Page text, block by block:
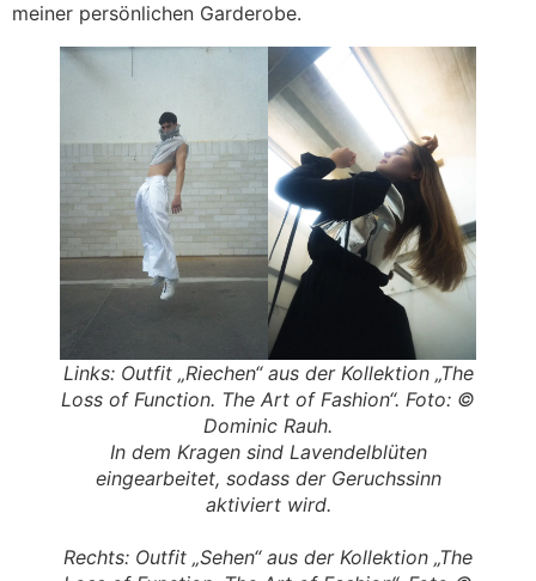
meiner persönlichen Garderobe.
Links: Outfit „Riechen“ aus der Kollektion „The
Loss of Function. The Art of Fashion“. Foto: ©
Dominic Rauh.
In dem Kragen sind Lavendelblüten
eingearbeitet, sodass der Geruchssinn
aktiviert wird.
Rechts: Outfit „Sehen“ aus der Kollektion „The